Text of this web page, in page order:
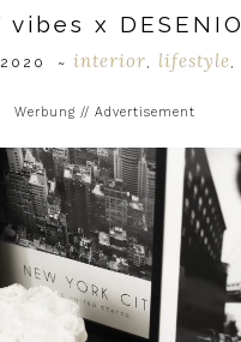
vibes x DESENIO
~ interior lifestyle
Werbung // Advertisement